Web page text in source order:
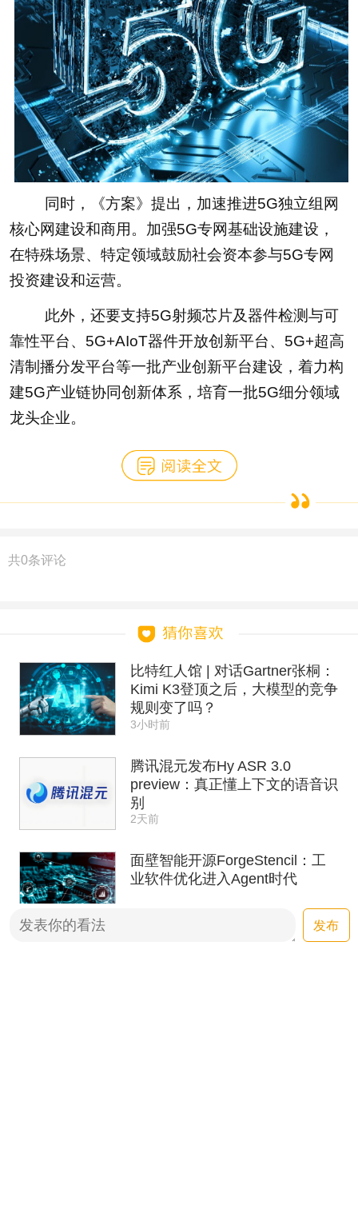
同时，《方案》提出，加速推进5G独立组网
核心网建设和商用。加强5G专网基础设施建设，
在特殊场景、特定领域鼓励社会资本参与5G专网
投资建设和运营。
此外，还要支持5G射频芯片及器件检测与可
靠性平台、5G+AIoT器件开放创新平台、5G+超高
清制播分发平台等一批产业创新平台建设，着力构
建5G产业链协同创新体系，培育一批5G细分领域
龙头企业。
共0条评论
比特红人馆 | 对话Gartner张桐：
Kimi K3登顶之后，大模型的竞争
规则变了吗？
3小时前
腾讯混元发布Hy ASR 3.0
preview：真正懂上下文的语音识
别
2天前
面壁智能开源ForgeStencil：工
业软件优化进入Agent时代
发布